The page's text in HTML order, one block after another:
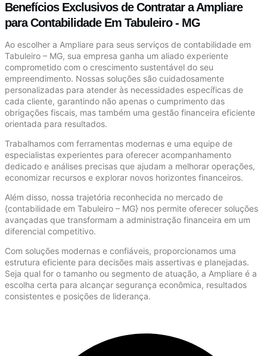
Benefícios Exclusivos de Contratar a Ampliare
para Contabilidade Em Tabuleiro - MG
Ao escolher a Ampliare para seus serviços de contabilidade em
Tabuleiro – MG, sua empresa ganha um aliado experiente
comprometido com o crescimento sustentável do seu
empreendimento. Nossas soluções são cuidadosamente
personalizadas para atender às necessidades específicas de
cada cliente, garantindo não apenas o cumprimento das
obrigações fiscais, mas também uma gestão financeira eficiente
orientada para resultados.
Trabalhamos com ferramentas modernas e uma equipe de
especialistas experientes para oferecer acompanhamento
dedicado e análises precisas que ajudam a melhorar operações,
economizar recursos e explorar novos horizontes financeiros.
Além disso, nossa trajetória reconhecida no mercado de
{contabilidade em Tabuleiro – MG} nos permite oferecer soluções
avançadas que transformam a administração financeira em um
diferencial competitivo.
Com soluções modernas e confiáveis, proporcionamos uma
estrutura eficiente para decisões mais assertivas e planejadas.
Seja qual for o tamanho ou segmento de atuação, a Ampliare é a
escolha certa para alcançar segurança econômica, resultados
consistentes e posições de liderança.